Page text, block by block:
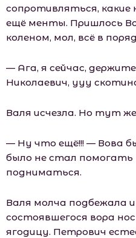
сопротивляться, какие
ещё менты. Пришлось
коленом, мол, всё в
— Ага, я сейчас,
Николаевич, ууу
Валя исчезла. Но тут
— Ну что ещё!!! — Вова
было не стал
подниматься.
Валя молча подбежала
состоявшегося вора
ягодицу. Петрович